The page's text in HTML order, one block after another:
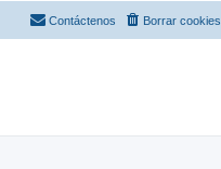
Borrar cookies
Contáctenos